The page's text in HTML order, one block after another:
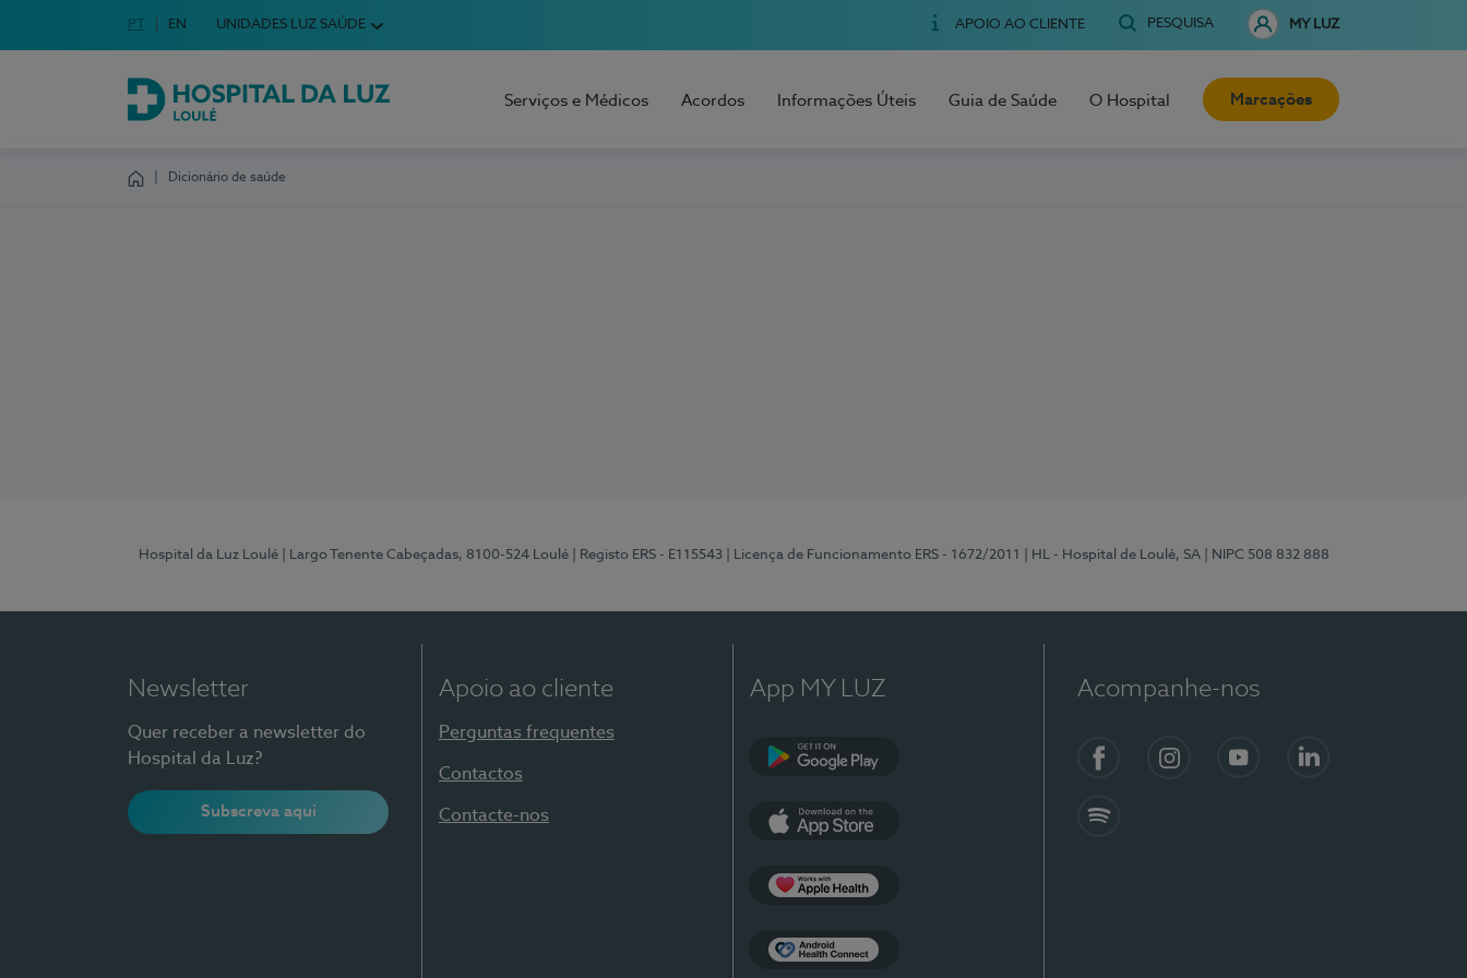
Escolha o seu idioma
Idioma em Português
PT English Language
EN UNIDADES LUZ SAÚDE APOIO AO CLIENTE PESQUISA MY LUZ
Hospital da Luz Loulé
Serviços e Médicos Acordos Informações Úteis Guia de Saúde O Hospital Marcações
Dicionário de saúde
Hospital da Luz Loulé | Largo Tenente Cabeçadas, 8100-524 Loulé | Registo ERS - E115543 | Licença de Funcionamento ERS - 1672/2011 | HL - Hospital de Loulé, SA | NIPC 508 832 888
Newsletter
Quer receber a newsletter do
Hospital da Luz?
Subscreva aqui
Apoio ao cliente
Perguntas frequentes
Contactos
Contacte-nos
App MY LUZ Acompanhe-nos